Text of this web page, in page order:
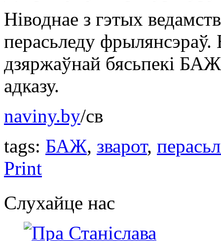
Ніводнае з гэтых
перасьледу фрылянсэраў.
дзяржаўнай бясьпекі
адказу.
naviny.by/св
tags: БАЖ, зварот,
Print
Слухайце нас